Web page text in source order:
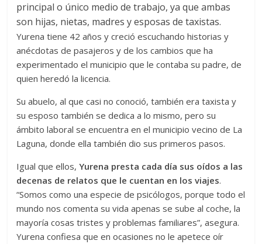
principal o único medio de trabajo, ya que ambas
son hijas, nietas, madres y esposas de taxistas.
Yurena tiene 42 años y creció escuchando historias y
anécdotas de pasajeros y de los cambios que ha
experimentado el municipio que le contaba su padre, de
quien heredó la licencia.
Su abuelo, al que casi no conoció, también era taxista y
su esposo también se dedica a lo mismo, pero su
ámbito laboral se encuentra en el municipio vecino de La
Laguna, donde ella también dio sus primeros pasos.
Igual que ellos,Yurena presta cada día sus oídos a las
decenas de relatos que le cuentan en los viajes.
“Somos como una especie de psicólogos, porque todo el
mundo nos comenta su vida apenas se sube al coche, la
mayoría cosas tristes y problemas familiares”, asegura.
Yurena confiesa que en ocasiones no le apetece oír